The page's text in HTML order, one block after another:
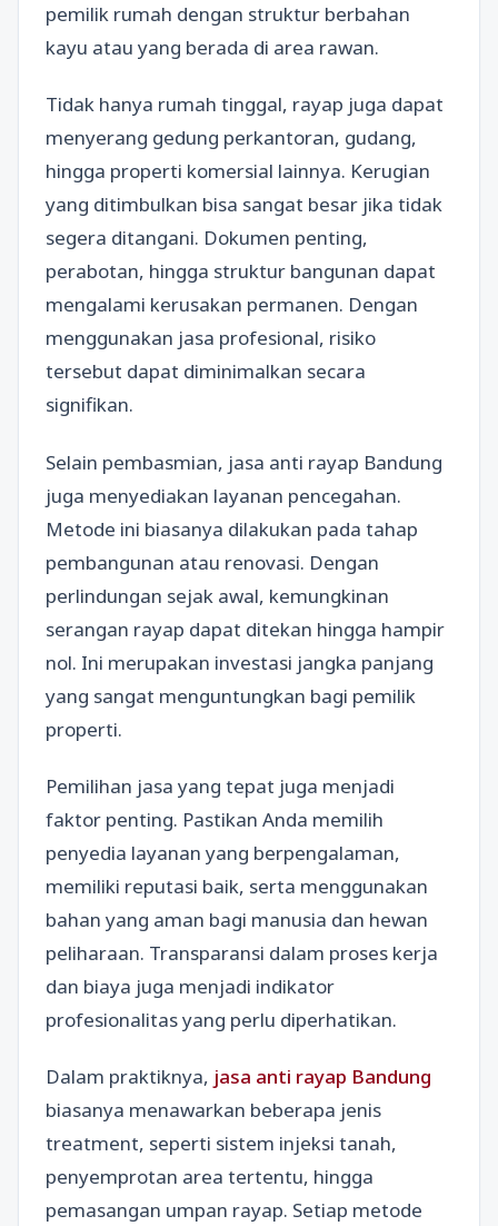
pemilik rumah dengan struktur berbahan
kayu atau yang berada di area rawan.
Tidak hanya rumah tinggal, rayap juga dapat
menyerang gedung perkantoran, gudang,
hingga properti komersial lainnya. Kerugian
yang ditimbulkan bisa sangat besar jika tidak
segera ditangani. Dokumen penting,
perabotan, hingga struktur bangunan dapat
mengalami kerusakan permanen. Dengan
menggunakan jasa profesional, risiko
tersebut dapat diminimalkan secara
signifikan.
Selain pembasmian, jasa anti rayap Bandung
juga menyediakan layanan pencegahan.
Metode ini biasanya dilakukan pada tahap
pembangunan atau renovasi. Dengan
perlindungan sejak awal, kemungkinan
serangan rayap dapat ditekan hingga hampir
nol. Ini merupakan investasi jangka panjang
yang sangat menguntungkan bagi pemilik
properti.
Pemilihan jasa yang tepat juga menjadi
faktor penting. Pastikan Anda memilih
penyedia layanan yang berpengalaman,
memiliki reputasi baik, serta menggunakan
bahan yang aman bagi manusia dan hewan
peliharaan. Transparansi dalam proses kerja
dan biaya juga menjadi indikator
profesionalitas yang perlu diperhatikan.
Dalam praktiknya, jasa anti rayap Bandung
biasanya menawarkan beberapa jenis
treatment, seperti sistem injeksi tanah,
penyemprotan area tertentu, hingga
pemasangan umpan rayap. Setiap metode